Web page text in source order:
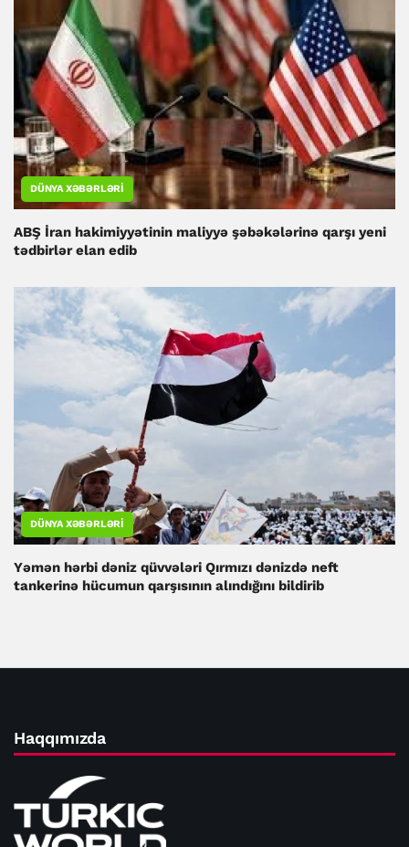
DÜNYA XƏBƏRLƏRI
ABŞ İran hakimiyyətinin maliyyə şəbəkələrinə qarşı yeni
tədbirlər elan edib
DÜNYA XƏBƏRLƏRI
Yəmən hərbi dəniz qüvvələri Qırmızı dənizdə neft
tankerinə hücumun qarşısının alındığını bildirib
Haqqımızda